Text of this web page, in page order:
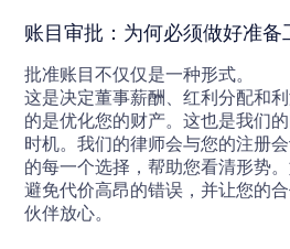
账目审批：为何必须做好准备
批准账目不仅仅是一种形式。
这是决定董事薪酬、红利分配和
的是优化您的财产。这也是我们
时机。我们的律师会与您的注册
的每一个选择，帮助您看清形势
避免代价高昂的错误，并让您的
伙伴放心。